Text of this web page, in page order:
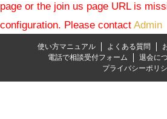
page or the join us page URL is
configuration. Please contact Admin
使い方マニュアル よくある質問
電話で相談受付フォーム
退会に
プライバシーポリ